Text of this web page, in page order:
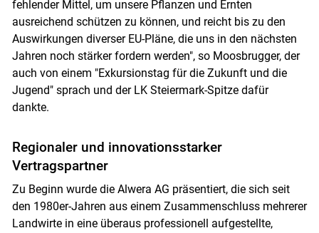
fehlender Mittel, um unsere Pflanzen und Ernten
ausreichend schützen zu können, und reicht bis zu den
Auswirkungen diverser EU-Pläne, die uns in den nächsten
Jahren noch stärker fordern werden", so Moosbrugger, der
auch von einem "Exkursionstag für die Zukunft und die
Jugend" sprach und der LK Steiermark-Spitze dafür
dankte.
Regionaler und innovationsstarker
Vertragspartner
Zu Beginn wurde die Alwera AG präsentiert, die sich seit
den 1980er-Jahren aus einem Zusammenschluss mehrerer
Landwirte in eine überaus professionell aufgestellte,